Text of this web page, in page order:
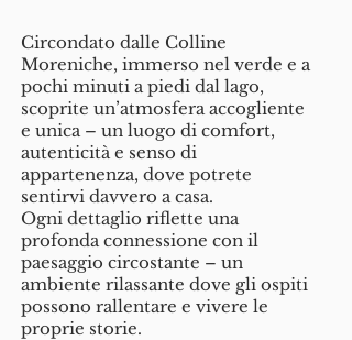
Circondato dalle Colline
Moreniche, immerso nel verde e a
pochi minuti a piedi dal lago,
scoprite un’atmosfera accogliente
e unica – un luogo di comfort,
autenticità e senso di
appartenenza, dove potrete
sentirvi davvero a casa.
​Ogni dettaglio riflette una
profonda connessione con il
paesaggio circostante – un
ambiente rilassante dove gli ospiti
possono rallentare e vivere le
proprie storie.